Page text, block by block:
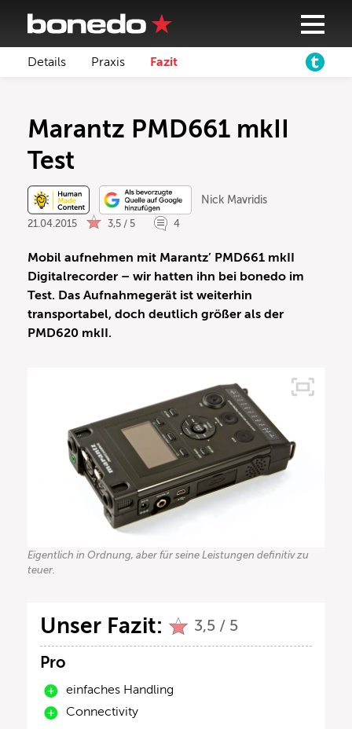
Details Praxis Fazit
Marantz PMD661 mkII
Test
Nick Mavridis
21.04.2015 3,5 / 5 4
Mobil aufnehmen mit Marantz’ PMD661 mkII
Digitalrecorder – wir hatten ihn bei bonedo im
Test. Das Aufnahmegerät ist weiterhin
transportabel, doch deutlich größer als der
PMD620 mkII.
Eigentlich in Ordnung, aber für seine Leistungen definitiv zu
teuer.
Unser Fazit: 3,5 / 5
Pro
einfaches Handling
Connectivity